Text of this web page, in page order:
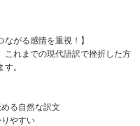
がる感情を重視！】
これまでの現代語訳で挫折した方
。
る自然な訳文
やすい